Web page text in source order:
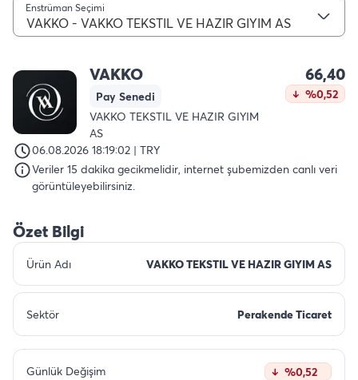
Enstrüman Seçimi
VAKKO - VAKKO TEKSTIL VE HAZIR GIYIM AS
VAKKO
Pay Senedi
VAKKO TEKSTIL VE HAZIR GIYIM
AS
66,40
%0,52
06.08.2026 18:19:02 | TRY
Veriler 15 dakika gecikmelidir, internet şubemizden canlı veri
görüntüleyebilirsiniz.
Özet Bilgi
Ürün Adı VAKKO TEKSTIL VE HAZIR GIYIM AS
Sektör Perakende Ticaret
Günlük Değişim
%0,52